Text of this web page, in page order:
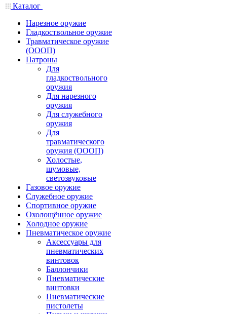
Каталог
Нарезное оружие
Гладкоствольное оружие
Травматическое оружие
(ОООП)
Патроны
Для
гладкоствольного
оружия
Для нарезного
оружия
Для служебного
оружия
Для
травматического
оружия (ОООП)
Холостые,
шумовые,
светозвуковые
Газовое оружие
Служебное оружие
Спортивное оружие
Охолощённое оружие
Холодное оружие
Пневматическое оружие
Аксессуары для
пневматических
винтовок
Баллончики
Пневматические
винтовки
Пневматические
пистолеты